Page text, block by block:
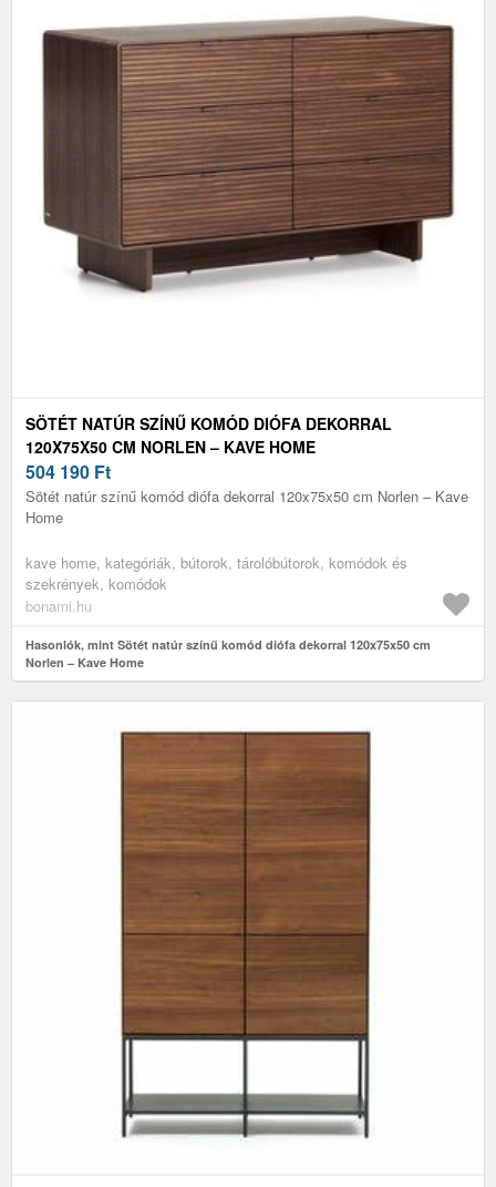
SÖTÉT NATÚR SZÍNŰ KOMÓD DIÓFA DEKORRAL
120X75X50 CM NORLEN – KAVE HOME
504 190 Ft
Sötét natúr színű komód diófa dekorral 120x75x50 cm Norlen – Kave
Home
kave home, kategóriák, bútorok, tárolóbútorok, komódok és
szekrények, komódok
bonami.hu
Hasonlók, mint Sötét natúr színű komód diófa dekorral 120x75x50 cm
Norlen – Kave Home